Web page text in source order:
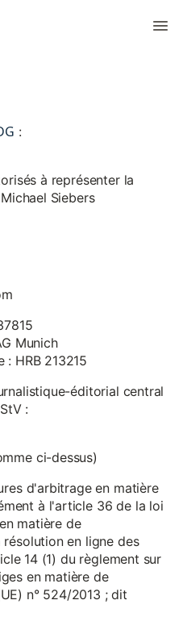
:
à représenter la
Siebers
Munich
HRB 213215
éditorial central
:
ci-dessus)
d'arbitrage en matière
à l'article 36 de la loi
matière de
en ligne des
14 (1) du règlement sur
en matière de
n° 524/2013 ; dit